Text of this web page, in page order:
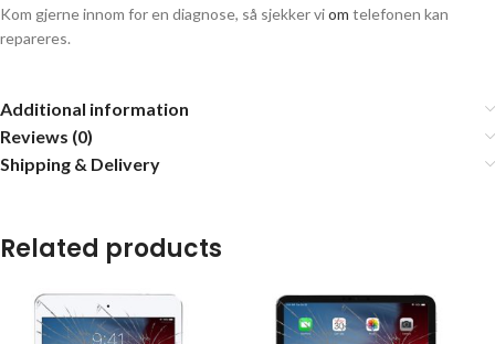
Kom gjerne innom for en diagnose, så sjekker viom telefonen kan
repareres.
Additional information
Reviews (0)
Shipping & Delivery
Related products